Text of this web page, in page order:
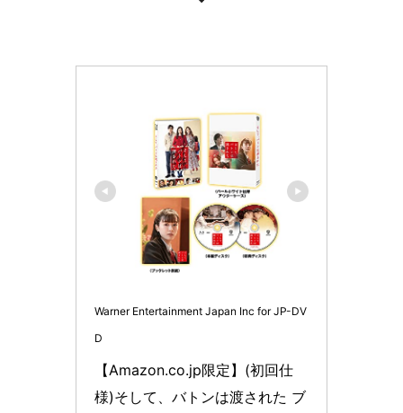
Warner Entertainment Japan Inc for JP-DV
D
【Amazon.co.jp限定】(初回仕
様)そして、バトンは渡された ブ